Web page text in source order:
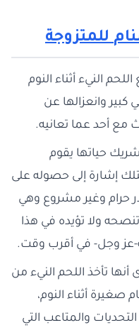
للمتزوجة
النيء أثناء النوم
وانعزالها عن
مع أحد عما تعانيه.
حياتها يقوم
إشارة إلى حصوله على
حرام وغير مشروع وهي
ولا تؤيده في هذا
عز وجل- في أقرب وقت.
أنها تأخذ اللحم النيء من
صغيرة أثناء النوم،
والمتاعب التي